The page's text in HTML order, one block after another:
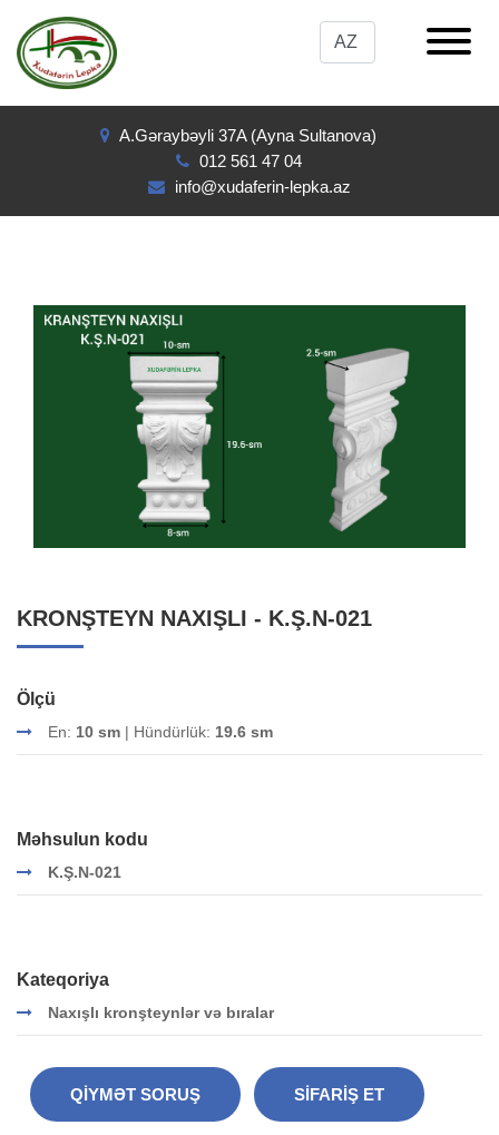
A.Gəraybəyli 37A (Ayna Sultanova)
012 561 47 04
info@xudaferin-lepka.az
KRONŞTEYN NAXIŞLI - K.Ş.N-021
Ölçü
En: 10 sm | Hündürlük: 19.6 sm
Məhsulun kodu
K.Ş.N-021
Kateqoriya
Naxışlı kronşteynlər və bıralar
QIYMƏT SORUŞ SIFARIŞ ET